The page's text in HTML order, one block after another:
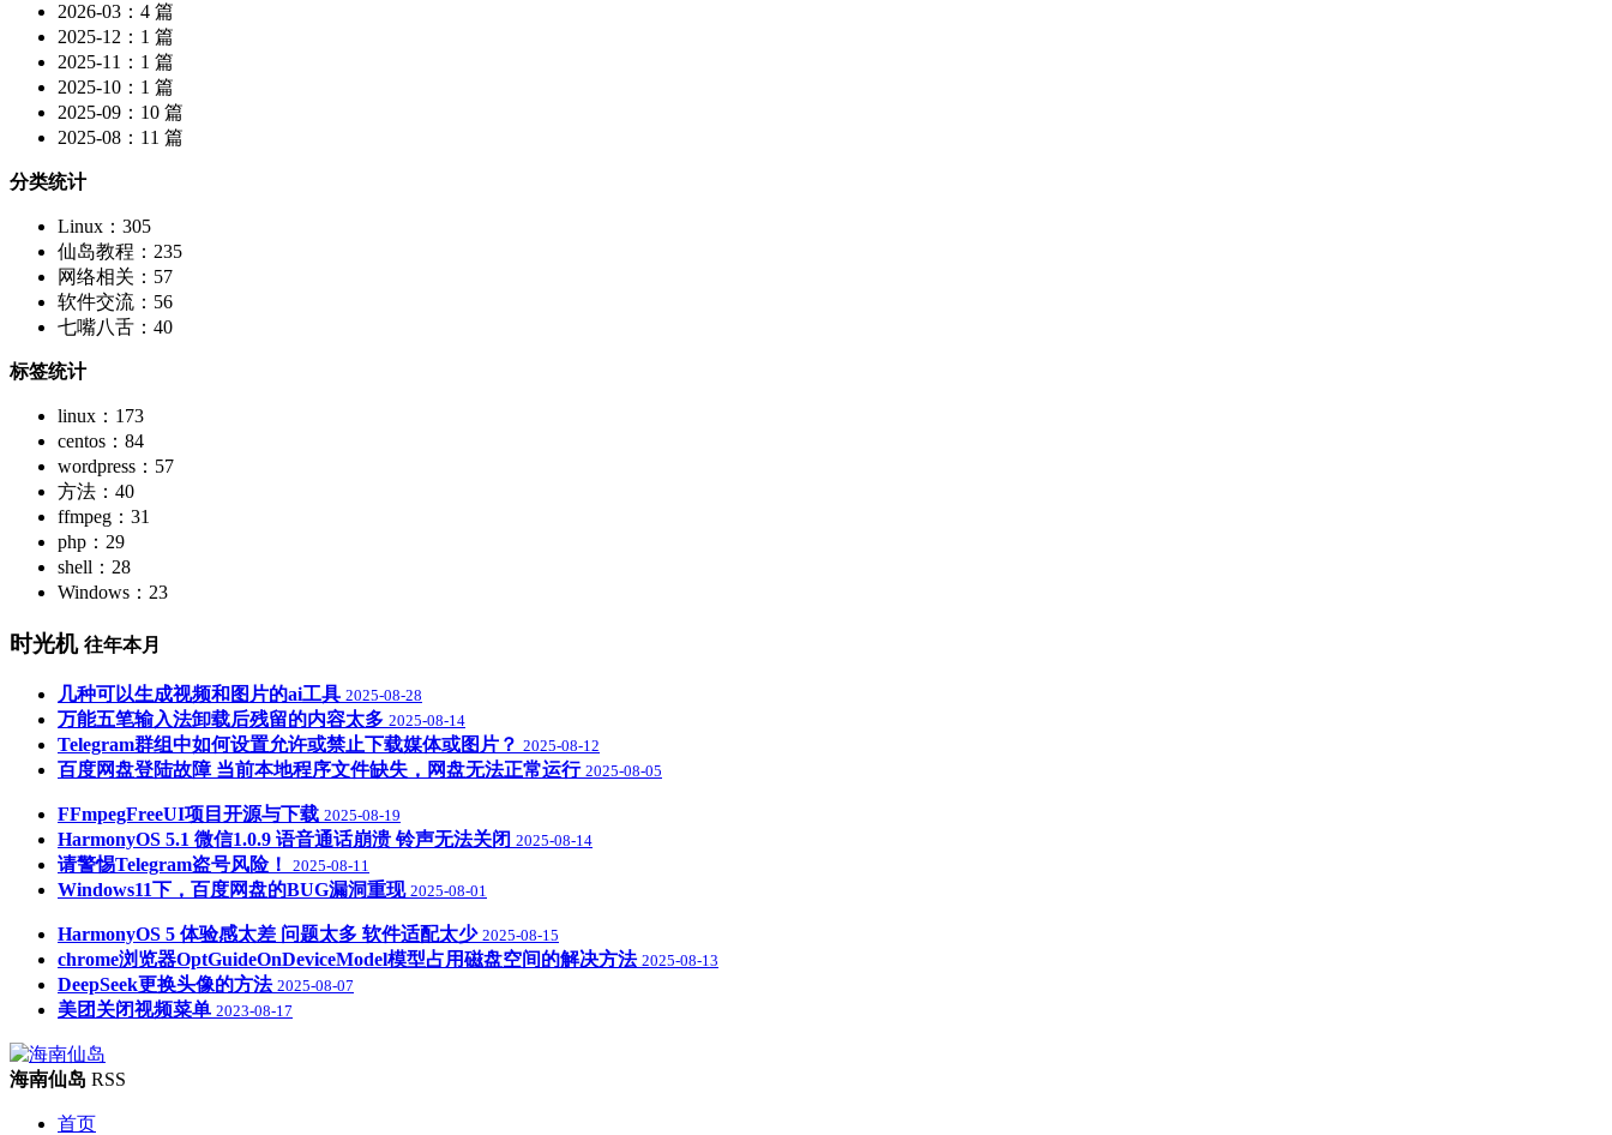
2026-03：4 篇
2025-12：1 篇
2025-11：1 篇
2025-10：1 篇
2025-09：10 篇
2025-08：11 篇
分类统计
Linux：305
仙岛教程：235
网络相关：57
软件交流：56
七嘴八舌：40
标签统计
linux：173
centos：84
wordpress：57
方法：40
ffmpeg：31
php：29
shell：28
Windows：23
时光机 往年本月
几种可以生成视频和图片的ai工具 2025-08-28
万能五笔输入法卸载后残留的内容太多 2025-08-14
Telegram群组中如何设置允许或禁止下载媒体或图片？ 2025-08-12
百度网盘登陆故障 当前本地程序文件缺失，网盘无法正常运行 2025-08-05
FFmpegFreeUI项目开源与下载 2025-08-19
HarmonyOS 5.1 微信1.0.9 语音通话崩溃 铃声无法关闭 2025-08-14
请警惕Telegram盗号风险！ 2025-08-11
Windows11下，百度网盘的BUG漏洞重现 2025-08-01
HarmonyOS 5 体验感太差 问题太多 软件适配太少 2025-08-15
chrome浏览器OptGuideOnDeviceModel模型占用磁盘空间的解决方法 2025-08-13
DeepSeek更换头像的方法 2025-08-07
美团关闭视频菜单 2023-08-17
海南仙岛 RSS
首页